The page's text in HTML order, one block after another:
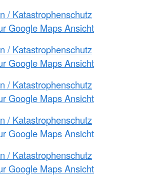
/ Katastrophenschutz
Google Maps Ansicht
/ Katastrophenschutz
Google Maps Ansicht
/ Katastrophenschutz
Google Maps Ansicht
/ Katastrophenschutz
Google Maps Ansicht
/ Katastrophenschutz
Google Maps Ansicht